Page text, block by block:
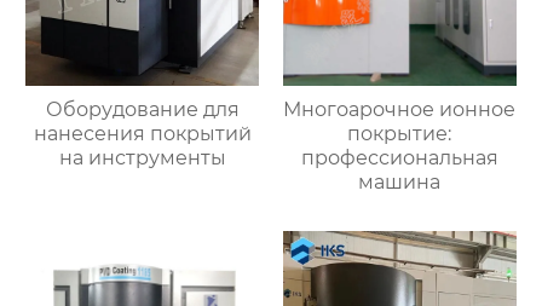
Оборудование для
нанесения покрытий
на инструменты
Многоарочное ионное
покрытие:
профессиональная
машина